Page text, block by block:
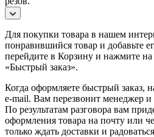
Для покупки товара в нашем
понравившийся товар и добавьте
перейдите в Корзину и нажмите
«Быстрый заказ».
Когда оформляете быстрый
e-mail. Вам перезвонит менеджер и
По результатам разговора вам
оформления товара на почту или
только ждать доставки и